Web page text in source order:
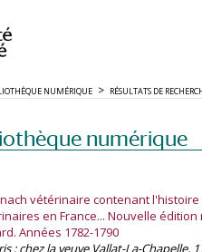
NUMÉRIQUE RÉSULTATS DE
numérique
vétérinaire contenant
en France... Nouvelle
Années 1782-1790
: chez la veuve Vallat-La-Chapelle,